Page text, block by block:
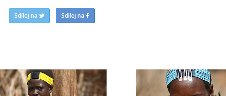
Sdílej na Sdílej na